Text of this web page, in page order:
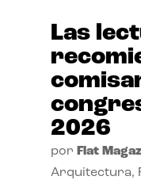
Las
2026
por Flat
Arquitectura,